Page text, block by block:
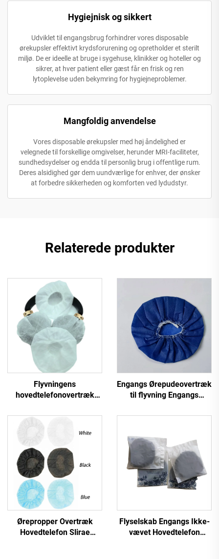
Hygiejnisk og sikkert
Udviklet til engangsbrug forhindrer vores disposable
ørekupsler effektivt krydsforurening og opretholder et sterilt
miljø. De er ideelle at bruge i sygehuse, klinikker og hoteller og
sikrer, at hver patient eller gæst får en frisk og ren
lytoplevelse uden bekymring for hygiejneproblemer.
Mangfoldig anvendelse
Vores disposable ørekupsler med høj åndelighed er
velegnede til forskellige omgivelser, herunder MRI-faciliteter,
sundhedsydelser og endda til personlig brug i offentlige rum.
Deres alsidighed gør dem uundværlige for enhver, der ønsker
at forbedre sikkerheden og komforten ved lydudstyr.
Relaterede produkter
Flyvningens
hovedtelefonovertræk
ørepudeovertræk
Engangs Ørepudeovertræk
til flyvning Engangs
Ørepropper Overtræk
Hovedtelefon Slirae
Flyselskab Engangs Ikke-
vævet Hovedtelefon